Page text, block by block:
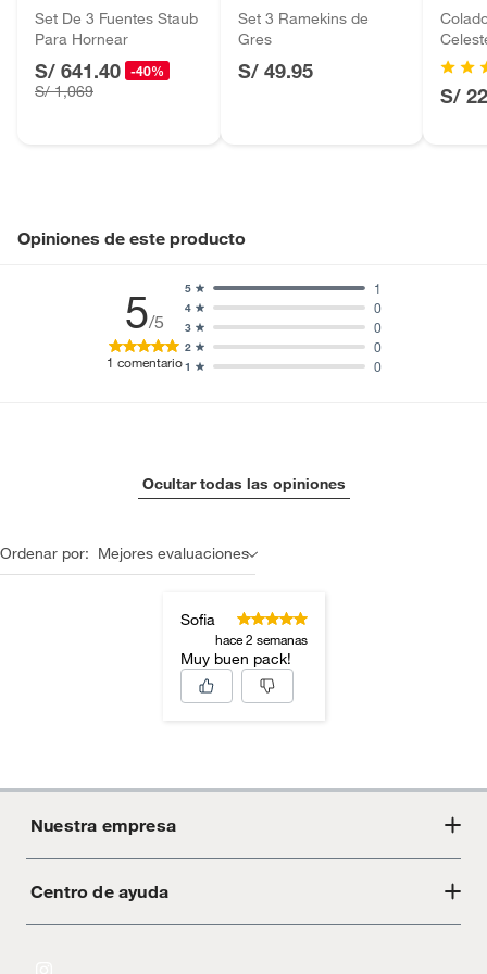
Baterías de auto.
Motocicletas y bicicletas motorizadas.
Licores y cigarros electrónicos.
Set De 3 Fuentes Staub
Para Hornear
S/ 641.40 -40%
S/ 1,069
Set 3 Ramekins de
Gres
S/ 49.95
S/
Opiniones de este producto
5/5
1 comentario1 0
2 0
3 0
4 0
5 1
Ocultar todas las opiniones
Ordenar por: Mejores evaluaciones
Sofia
hace 2 semanas
Muy buen pack!
Nuestra empresa
Acerca de Crate
Centro de ayuda